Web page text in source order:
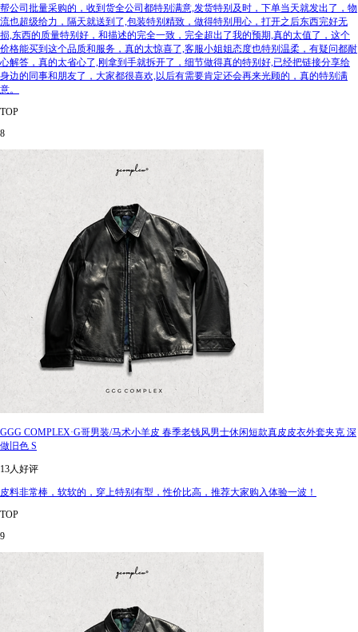
帮公司批量采购的，收到货全公司都特别满意,发货特别及时，下单当天就发出了，物
流也超级给力，隔天就送到了,包装特别精致，做得特别用心，打开之后东西完好无
损,东西的质量特别好，和描述的完全一致，完全超出了我的预期,真的太值了，这个
价格能买到这个品质和服务，真的太惊喜了,客服小姐姐态度也特别温柔，有疑问都耐
心解答，真的太省心了,刚拿到手就拆开了，细节做得真的特别好,已经把链接分享给
身边的同事和朋友了，大家都很喜欢,以后有需要肯定还会再来光顾的，真的特别满
意。
TOP
8
GGG COMPLEX·G哥男装/马术小羊皮 春季老钱风男士休闲短款真皮皮衣外套夹克 深
做旧色 S
13人好评
皮料非常棒，软软的，穿上特别有型，性价比高，推荐大家购入体验一波！
TOP
9